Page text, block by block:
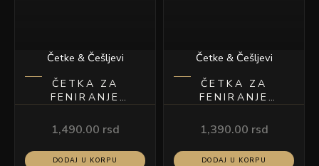
Četke & Češljevi
ČETKA ZA
FENIRANJE
1,490.00 rsd
DODAJ U KORPU
Četke & Češljevi
ČETKA ZA
FENIRANJE
1,390.00 rsd
DODAJ U KORPU